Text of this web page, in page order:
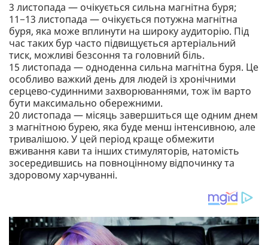
3 листопада — очікується сильна магнітна буря;
11−13 листопада — очікується потужна магнітна
буря, яка може вплинути на широку аудиторію. Під
час таких бур часто підвищується артеріальний
тиск, можливі безсоння та головний біль.
15 листопада — одноденна сильна магнітна буря. Це
особливо важкий день для людей із хронічними
серцево-судинними захворюваннями, тож їм варто
бути максимально обережними.
20 листопада — місяць завершиться ще одним днем
з магнітною бурею, яка буде менш інтенсивною, але
тривалішою. У цей період краще обмежити
вживання кави та інших стимуляторів, натомість
зосередившись на повноцінному відпочинку та
здоровому харчуванні.